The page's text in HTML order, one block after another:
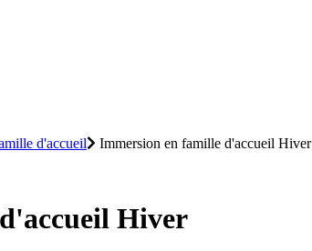
d'accueil
Immersion en famille d'accueil Hiver
Hiver